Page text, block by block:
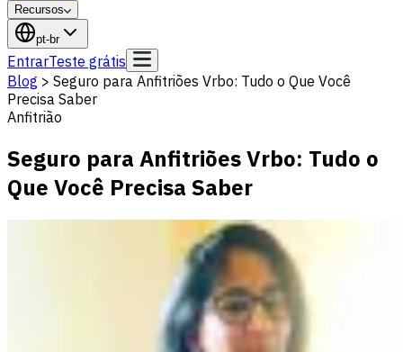
Recursos
pt-br
EntrarTeste grátis
Blog > Seguro para Anfitriões Vrbo: Tudo o Que Você
Precisa Saber
Anfitrião
Seguro para Anfitriões Vrbo: Tudo o
Que Você Precisa Saber